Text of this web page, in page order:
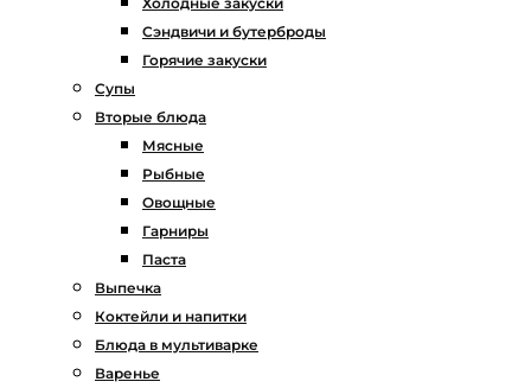
Сэндвичи и бутерброды
Горячие закуски
Супы
Вторые блюда
Мясные
Рыбные
Овощные
Гарниры
Паста
Выпечка
Коктейли и напитки
Блюда в мультиварке
Варенье